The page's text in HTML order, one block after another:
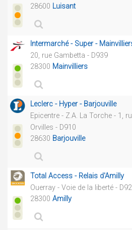
28600 Luisant
Intermarché - Super -
20, rue Gambetta - D939
28300 Mainvilliers
Leclerc - Hyper - Barjouville
Epicentre - Z.A. La Torche - 1,
Orvilles - D910
28630 Barjouville
Total Access - Relais d'Amilly
Ouerray - Voie de la liberté -
28300 Amilly